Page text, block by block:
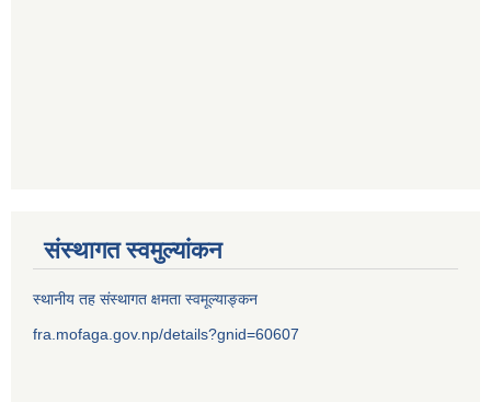
संस्थागत स्वमुल्यांकन
स्थानीय तह संस्थागत क्षमता स्वमूल्याङ्कन
fra.mofaga.gov.np/details?gnid=60607